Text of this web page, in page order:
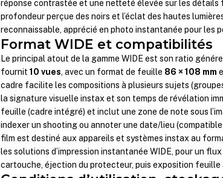
réponse contrastée et une netteté élevée sur les détails
profondeur perçue des noirs et l’éclat des hautes
reconnaissable, apprécié en photo instantanée pour les
Format WIDE et compatibilités
Le principal atout de la gamme WIDE est son ratio
fournit10 vues, avec un format de feuille 86 × 108 mm
cadre facilite les compositions à plusieurs sujets
la signature visuelle instax et son temps de révélation
feuille (cadre intégré) et inclut une zone de note sous
indexer un shooting ou annoter une date/lieu
film est destiné aux appareils et systèmes instax au
les solutions d’impression instantanée WIDE, pour un
cartouche, éjection du protecteur, puis exposition feuille